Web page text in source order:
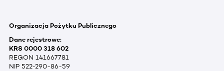
Organizacja Pożytku Publicznego
Dane rejestrowe:
KRS 0000 318 602
REGON 141667781
NIP 522-290-86-59